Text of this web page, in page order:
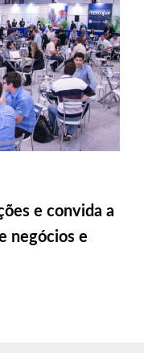
e convida a
negócios e